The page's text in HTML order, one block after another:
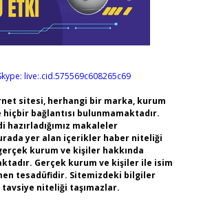
live:.cid.575569c608265c69
sitesi, herhangi bir marka, kurum
bağlantısı bulunmamaktadır.
hazırladığımız makaleler
yer alan içerikler haber niteliği
kurum ve kişiler hakkında
Gerçek kurum ve kişiler ile isim
tesadüfidir. Sitemizdeki bilgiler
niteliği taşımazlar.